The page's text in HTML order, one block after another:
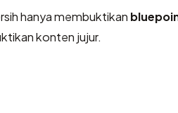
hanya membuktikan
konten jujur.